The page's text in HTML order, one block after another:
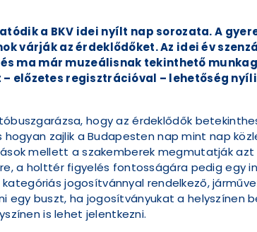
a BKV idei nyílt nap sorozata. A
várják az érdeklődőket. Az idei év
ma már muzeálisnak tekinthető
– előzetes regisztrációval – lehetőség
hogy az érdeklődők
zajlik a Budapesten nap mint nap
mellett a szakemberek megmutatják azt
a holttér figyelés fontosságára pedig egy
jogosítvánnyal rendelkező,
buszt, ha jogosítványukat a helyszínen
is lehet jelentkezni.